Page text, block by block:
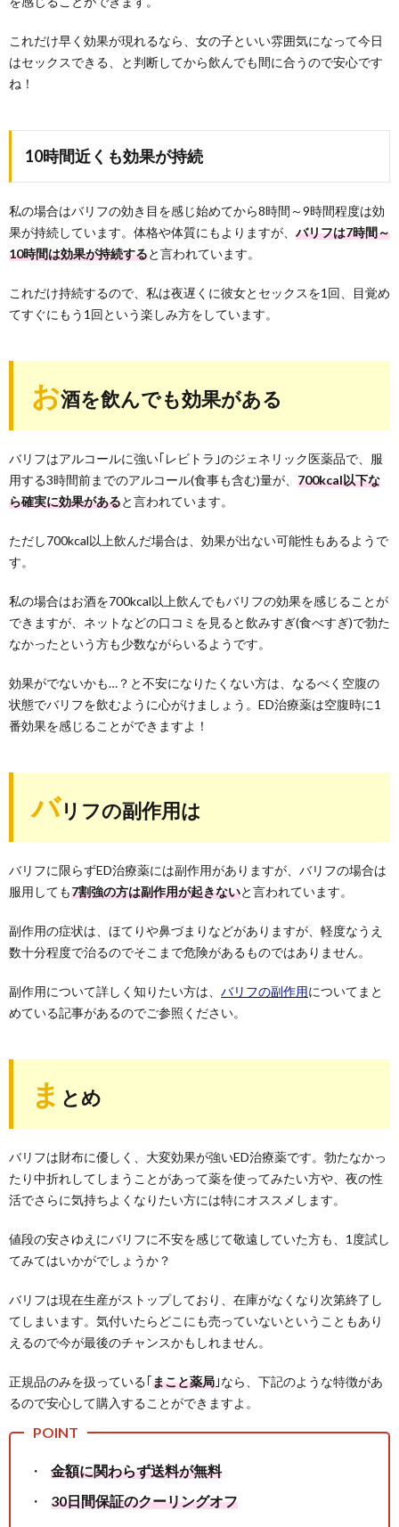
これだけ早く効果が現れるなら、女の子といい雰囲気になって今日
はセックスできる、と判断してから飲んでも間に合うので安心です
ね！
10時間近くも効果が持続
私の場合はバリフの効き目を感じ始めてから8時間～9時間程度は効
果が持続しています。体格や体質にもよりますが、 バリフは7時間～
10時間は効果が持続すると言われています。
これだけ持続するので、私は夜遅くに彼女とセックスを1回、目覚め
てすぐにもう1回という楽しみ方をしています。
お酒を飲んでも効果がある
バリフはアルコールに強い｢レビトラ｣のジェネリック医薬品で、服
用する3時間前までのアルコール(食事も含む)量が、 700kcal以下な
ら確実に効果があると言われています。
ただし700kcal以上飲んだ場合は、効果が出ない可能性もあるようで
す。
私の場合はお酒を700kcal以上飲んでもバリフの効果を感じることが
できますが、ネットなどの口コミを見ると飲みすぎ(食べすぎ)で勃た
なかったという方も少数ながらいるようです。
効果がでないかも…？と不安になりたくない方は、なるべく空腹の
状態でバリフを飲むように心がけましょう。ED治療薬は空腹時に1
番効果を感じることができますよ！
バリフの副作用は
バリフに限らずED治療薬には副作用がありますが、バリフの場合は
服用しても7割強の方は副作用が起きないと言われています。
副作用の症状は、ほてりや鼻づまりなどがありますが、軽度なうえ
数十分程度で治るのでそこまで危険があるものではありません。
副作用について詳しく知りたい方は、 バリフの副作用についてまと
めている記事があるのでご参照ください。
ま とめ
バリフは財布に優しく、大変効果が強いED治療薬です。勃たなかっ
たり中折れしてしまうことがあって薬を使ってみたい方や、夜の性
活でさらに気持ちよくなりたい方には特にオススメします。
値段の安さゆえにバリフに不安を感じて敬遠していた方も、1度試し
てみてはいかがでしょうか？
バリフは現在生産がストップしており、在庫がなくなり次第終了し
てしまいます。気付いたらどこにも売っていないということもあり
えるので今が最後のチャンスかもしれません。
正規品のみを扱っている｢まこと薬局 ｣なら、下記のような特徴があ
るので安心して購入することができますよ。
金額に関わらず送料が無料
30日間保証のクーリングオフ